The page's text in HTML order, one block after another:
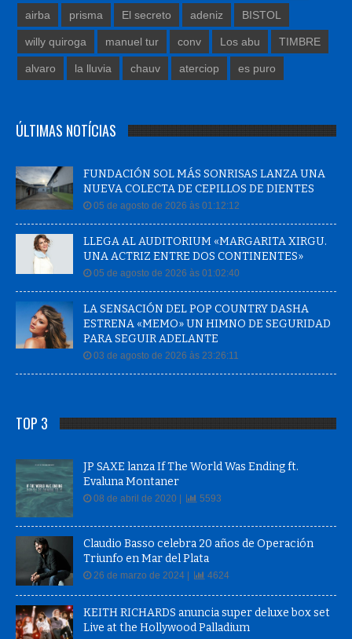
airba prisma El secreto adeniz BISTOL
willy quiroga manuel tur conv Los abu TIMBRE
alvaro la lluvia chauv aterciop es puro
ÚLTIMAS NOTÍCIAS
FUNDACIÓN SOL MÁS SONRISAS LANZA UNA
NUEVA COLECTA DE CEPILLOS DE DIENTES
05 de agosto de 2026 às 01:12:12
LLEGA AL AUDITORIUM «MARGARITA XIRGU.
UNA ACTRIZ ENTRE DOS CONTINENTES»
05 de agosto de 2026 às 01:02:40
LA SENSACIÓN DEL POP COUNTRY DASHA
ESTRENA «MEMO» UN HIMNO DE SEGURIDAD
PARA SEGUIR ADELANTE
03 de agosto de 2026 às 23:26:11
TOP 3
JP SAXE lanza If The World Was Ending ft.
Evaluna Montaner
08 de abril de 2020 | 5593
Claudio Basso celebra 20 años de Operación
Triunfo en Mar del Plata
26 de marzo de 2024 | 4624
KEITH RICHARDS anuncia super deluxe box set
Live at the Hollywood Palladium